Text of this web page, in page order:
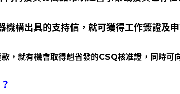
構出具的支持信，就可獲得工作簽證及
，就有機會取得魁省發的CSQ核准證，同時可